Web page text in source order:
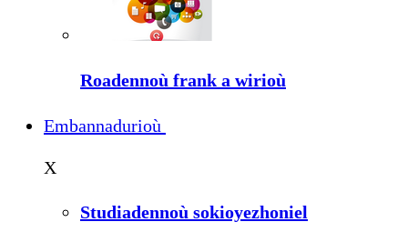
Roadennoù frank a wirioù
Embannadurioù
X
Studiadennoù sokioyezhoniel